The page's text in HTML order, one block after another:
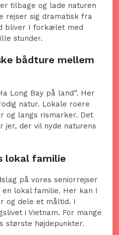
tilbage og lade naturen
rejser sig dramatisk fra
bliver I forkælet med
stunder.
bådture mellem
Long Bay på land”. Her
natur. Lokale roere
og langs rismarker. Det
jer, der vil nyde naturens
lokal familie
på vores seniorrejser
lokal familie. Her kan I
og dele et måltid. I
i Vietnam. For mange
største højdepunkter.